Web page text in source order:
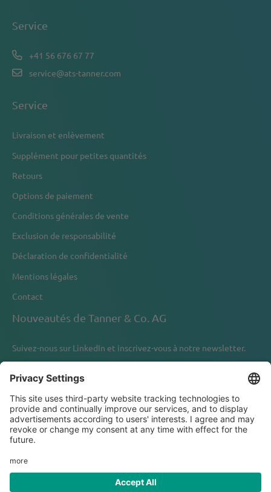
Service
+41 56 676 67 77
service@ats-tanner.com
Service
Livraison et enlèvement
Supplément pour petites quantités
Retours
Options de paiement
Conditions générales de vente
Exclusion de responsabilité
Déclaration de confidentialité
Mentions légales
Contact
Nouveautés de Tanner & Co. AG
Suivez-nous sur LinkedIn et inscrivez-vous à notre newsletter.
Newsletter